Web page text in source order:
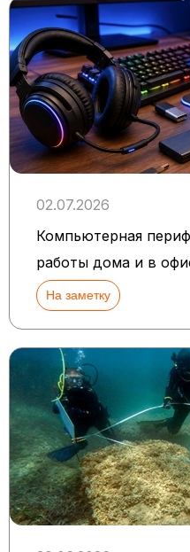
02.07.2026
Компьютерная
работы дома и в
На заметку